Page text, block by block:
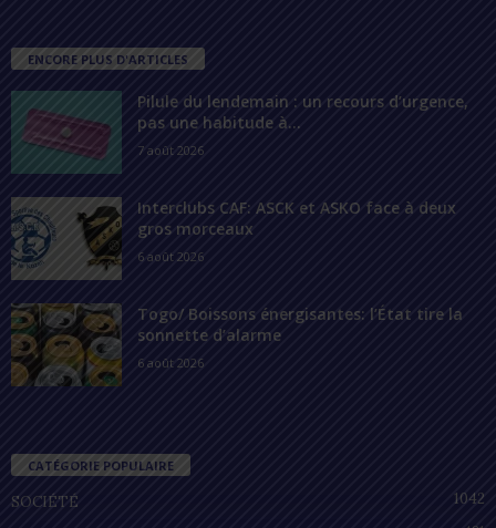
ENCORE PLUS D'ARTICLES
Pilule du lendemain : un recours d’urgence,
pas une habitude à...
7 août 2026
Interclubs CAF: ASCK et ASKO face à deux
gros morceaux
6 août 2026
Togo/ Boissons énergisantes: l’État tire la
sonnette d’alarme
6 août 2026
CATÉGORIE POPULAIRE
SOCIÉTÉ
1042